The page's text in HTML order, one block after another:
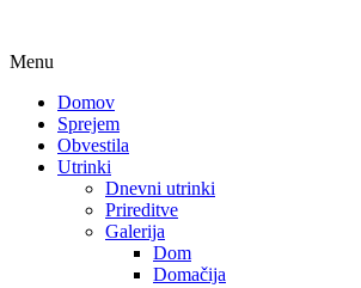
Menu
Domov
Sprejem
Obvestila
Utrinki
Dnevni utrinki
Prireditve
Galerija
Dom
Domačija